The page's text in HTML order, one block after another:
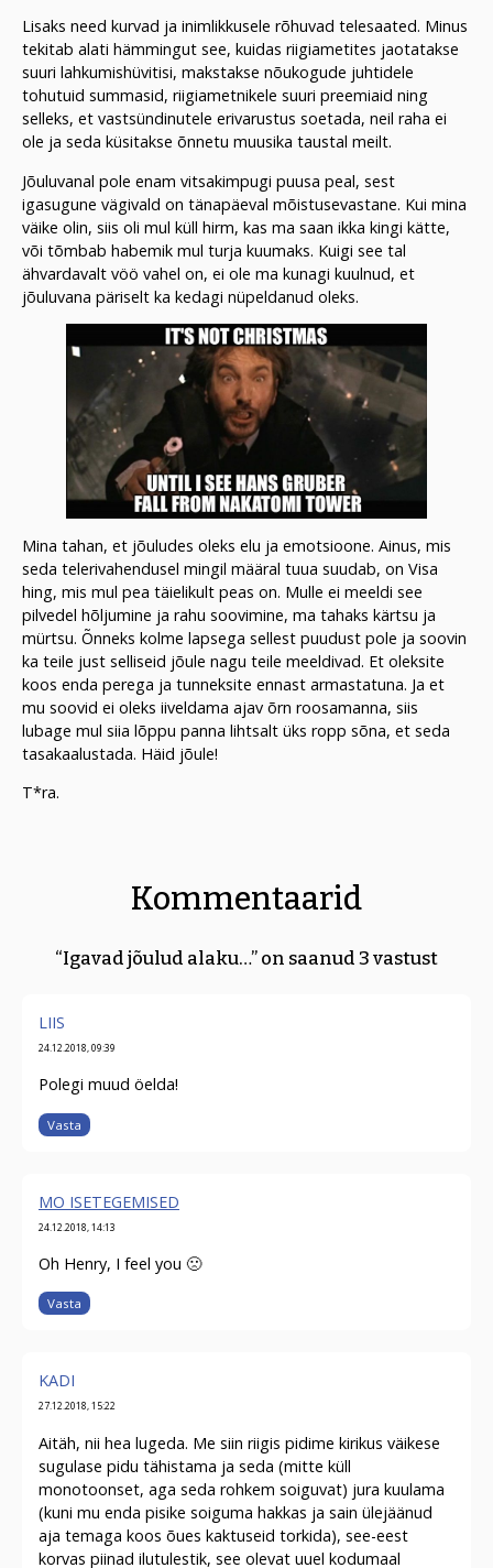
Lisaks need kurvad ja inimlikkusele rõhuvad telesaated. Minus
tekitab alati hämmingut see, kuidas riigiametites jaotatakse
suuri lahkumishüvitisi, makstakse nõukogude juhtidele
tohutuid summasid, riigiametnikele suuri preemiaid ning
selleks, et vastsündinutele erivarustus soetada, neil raha ei
ole ja seda küsitakse õnnetu muusika taustal meilt.
Jõuluvanal pole enam vitsakimpugi puusa peal, sest
igasugune vägivald on tänapäeval mõistusevastane. Kui mina
väike olin, siis oli mul küll hirm, kas ma saan ikka kingi kätte,
või tõmbab habemik mul turja kuumaks. Kuigi see tal
ähvardavalt vöö vahel on, ei ole ma kunagi kuulnud, et
jõuluvana päriselt ka kedagi nüpeldanud oleks.
Mina tahan, et jõuludes oleks elu ja emotsioone. Ainus, mis
seda telerivahendusel mingil määral tuua suudab, on Visa
hing, mis mul pea täielikult peas on. Mulle ei meeldi see
pilvedel hõljumine ja rahu soovimine, ma tahaks kärtsu ja
mürtsu. Õnneks kolme lapsega sellest puudust pole ja soovin
ka teile just selliseid jõule nagu teile meeldivad. Et oleksite
koos enda perega ja tunneksite ennast armastatuna. Ja et
mu soovid ei oleks iiveldama ajav õrn roosamanna, siis
lubage mul siia lõppu panna lihtsalt üks ropp sõna, et seda
tasakaalustada. Häid jõule!
T*ra.
Kommentaarid
“Igavad jõulud alaku…” on saanud 3 vastust
LIIS
24.12.2018, 09:39
Polegi muud öelda!
Vasta
MO ISETEGEMISED
24.12.2018, 14:13
Oh Henry, I feel you 🙁
Vasta
KADI
27.12.2018, 15:22
Aitäh, nii hea lugeda. Me siin riigis pidime kirikus väikese
sugulase pidu tähistama ja seda (mitte küll
monotoonset, aga seda rohkem soiguvat) jura kuulama
(kuni mu enda pisike soiguma hakkas ja sain ülejäänud
aja temaga koos õues kaktuseid torkida), see-eest
korvas piinad ilutulestik, see olevat uuel kodumaal